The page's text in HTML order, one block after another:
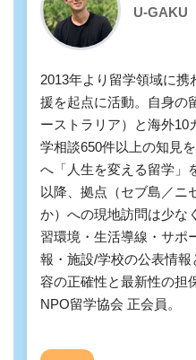
U-GAKU
2013年より留学領域に
援を起点に活動。自身の
ーストラリア）と海外10
学相談650件以上の知見
へ「人生を変える留学」
以降、拠点（セブ島／ニ
か）への現地訪問は少な
習環境・生活導線・サポ
報・施設/学校の公表情
容の正確性と最新性の担
NPO留学協会 正会員。